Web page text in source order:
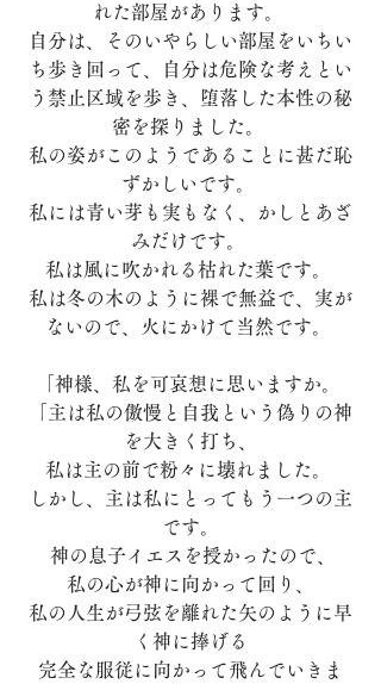
れた部屋があります。
自分は、そのいやらしい部屋をいちい
ち歩き回って、自分は危険な考えとい
う禁止区域を歩き、堕落した本性の秘
密を探りました。
私の姿がこのようであることに甚だ恥
ずかしいです。
私には青い芽も実もなく、かしとあざ
みだけです。
私は風に吹かれる枯れた葉です。
私は冬の木のように裸で無益で、実が
ないので、火にかけて当然です。
「神様、私を可哀想に思いますか。
「主は私の傲慢と自我という偽りの神
を大きく打ち、
私は主の前で粉々に壊れました。
しかし、主は私にとってもう一つの主
です。
神の息子イエスを授かったので、
私の心が神に向かって回り、
私の人生が弓弦を離れた矢のように早
く神に捧げる
完全な服従に向かって飛んでいきま